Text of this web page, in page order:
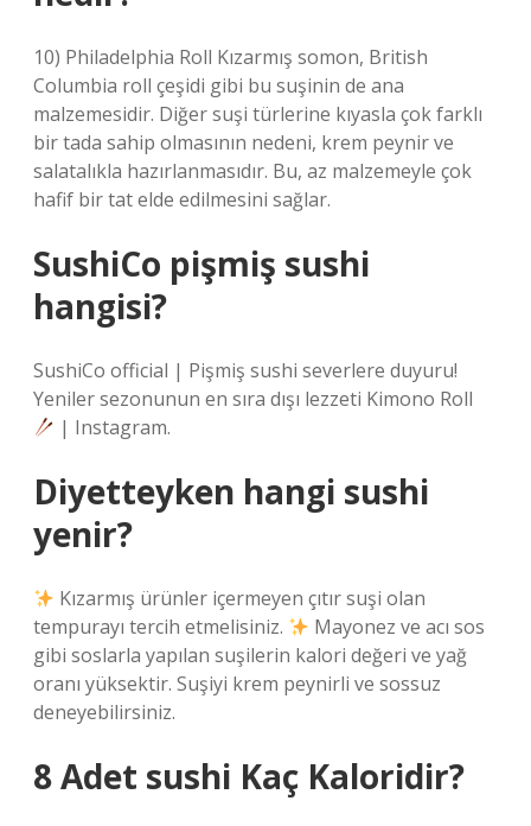
10) Philadelphia Roll Kızarmış somon, British
Columbia roll çeşidi gibi bu suşinin de ana
malzemesidir. Diğer suşi türlerine kıyasla çok farklı
bir tada sahip olmasının nedeni, krem ​​peynir ve
salatalıkla hazırlanmasıdır. Bu, az malzemeyle çok
hafif bir tat elde edilmesini sağlar.
SushiCo pişmiş sushi
hangisi?
SushiCo official | Pişmiş sushi severlere duyuru!
Yeniler sezonunun en sıra dışı lezzeti Kimono Roll
| Instagram.
Diyetteyken hangi sushi
yenir?
Kızarmış ürünler içermeyen çıtır suşi olan
tempurayı tercih etmelisiniz.
Mayonez ve acı sos
gibi soslarla yapılan suşilerin kalori değeri ve yağ
oranı yüksektir. Suşiyi krem ​​peynirli ve sossuz
deneyebilirsiniz.
8 Adet sushi Kaç Kaloridir?